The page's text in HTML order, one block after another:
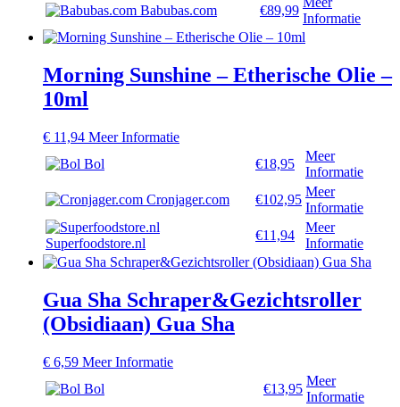
Babubas.com
€89,99
Informatie
Morning Sunshine – Etherische Olie –
10ml
€ 11,94 Meer Informatie
Bol
€18,95
Meer
Informatie
Cronjager.com
€102,95
Meer
Informatie
Superfoodstore.nl
€11,94
Meer
Informatie
Gua Sha Schraper&Gezichtsroller
(Obsidiaan) Gua Sha
€ 6,59 Meer Informatie
Bol
€13,95
Meer
Informatie